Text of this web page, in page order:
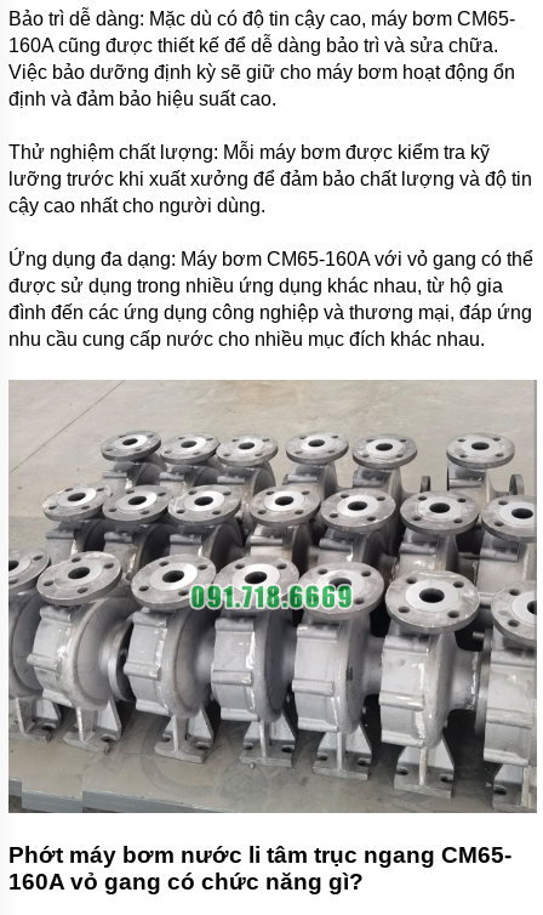
MASTRA
MÁY
BƠM
CÔNG
TỨC
THIỆU
SẢN
PHẨM
MỚI
Bảo trì dễ dàng: Mặc dù có độ tin cậy cao, máy bơm CM65-
160A cũng được thiết kế để dễ dàng bảo trì và sửa chữa.
Việc bảo dưỡng định kỳ sẽ giữ cho máy bơm hoạt động ổn
định và đảm bảo hiệu suất cao.
Thử nghiệm chất lượng: Mỗi máy bơm được kiểm tra kỹ
lưỡng trước khi xuất xưởng để đảm bảo chất lượng và độ tin
cậy cao nhất cho người dùng.
Ứng dụng đa dạng: Máy bơm CM65-160A với vỏ gang có thể
được sử dụng trong nhiều ứng dụng khác nhau, từ hộ gia
đình đến các ứng dụng công nghiệp và thương mại, đáp ứng
nhu cầu cung cấp nước cho nhiều mục đích khác nhau.
Phớt máy bơm nước li tâm trục ngang CM65-
160A vỏ gang có chức năng gì?